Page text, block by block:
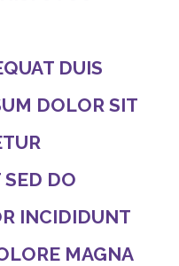
DUIS
DOLOR SIT
DO
INCIDIDUNT
MAGNA